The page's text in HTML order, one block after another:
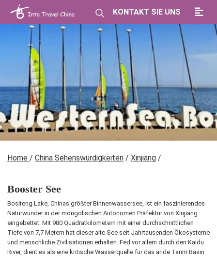
KONTAKT SIE UNS
Home / China Sehenswürdigkeiten / Xinjiang /
Booster See
Bositeng Lake, Chinas größter Binnenwassersee, ist ein faszinierendes
Naturwunder in der mongolischen Autonomen Präfektur von Xinjiang
eingebettet. Mit 980 Quadratkilometern mit einer durchschnittlichen
Tiefe von 7,7 Metern hat dieser alte See seit Jahrtausenden Ökosysteme
und menschliche Zivilisationen erhalten. Fed vor allem durch den Kaidu
River, dient es als eine kritische Wasserquelle für das aride Tarim Basin